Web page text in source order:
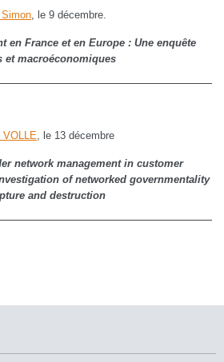
, le 9 décembre.
en France et en Europe : Une enquête
et macroéconomiques
VOLLE, le 13 décembre
network management in customer
of networked governmentality
and destruction